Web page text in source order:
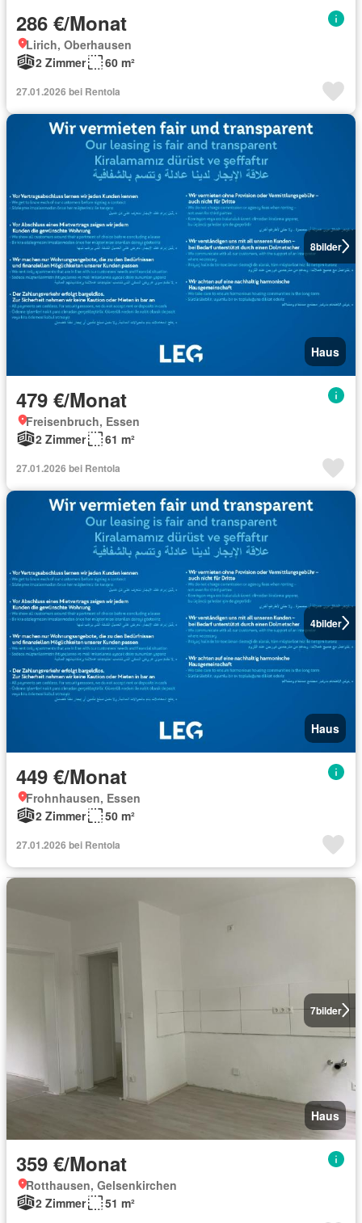
286 €/Monat
Lirich, Oberhausen
2 Zimmer
60 m²
27.01.2026 bei Rentola
8bilder
Haus
479 €/Monat
Freisenbruch, Essen
2 Zimmer
61 m²
27.01.2026 bei Rentola
4bilder
Haus
449 €/Monat
Frohnhausen, Essen
2 Zimmer
50 m²
27.01.2026 bei Rentola
7bilder
Haus
359 €/Monat
Rotthausen, Gelsenkirchen
2 Zimmer
51 m²